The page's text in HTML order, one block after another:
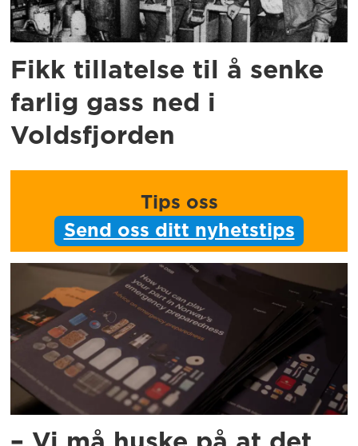
Fikk tillatelse til å senke
farlig gass ned i
Voldsfjorden
Tips oss
Send oss ditt nyhetstips